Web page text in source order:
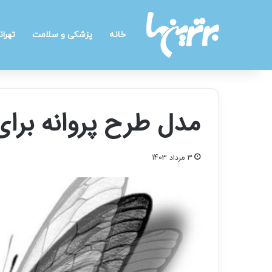
خانه پزشکی و سلامت
مدل طرح پروانه
3 مرداد 1403